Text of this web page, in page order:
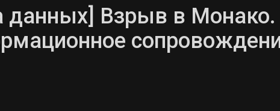
данных] Взрыв в